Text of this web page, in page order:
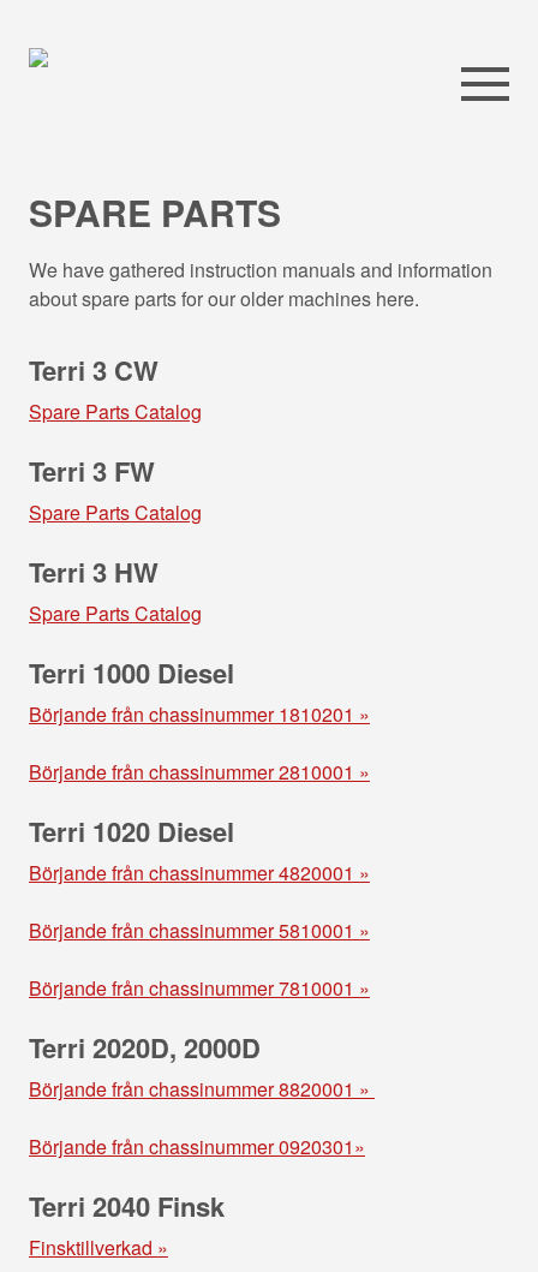
SPARE PARTS
We have gathered instruction manuals and information
about spare parts for our older machines here.
Terri 3 CW
Spare Parts Catalog
Terri 3 FW
Spare Parts Catalog
Terri 3 HW
Spare Parts Catalog
Terri 1000 Diesel
Börjande från chassinummer 1810201 »
Börjande från chassinummer 2810001 »
Terri 1020 Diesel
Börjande från chassinummer 4820001 »
Börjande från chassinummer 5810001 »
Börjande från chassinummer 7810001 »
Terri 2020D, 2000D
Börjande från chassinummer 8820001 »
Börjande från chassinummer 0920301»
Terri 2040 Finsk
Finsktillverkad »